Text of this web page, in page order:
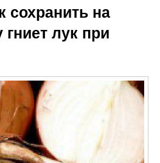
сохранить на
лук при